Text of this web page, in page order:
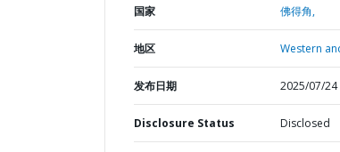
国家 佛得角,
地区 Western
发布日期 2025/07/24
Disclosure Status Disclosed